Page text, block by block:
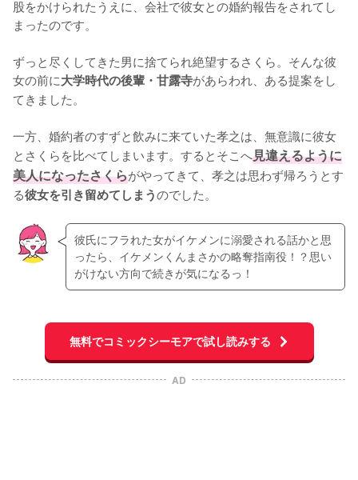
股をかけられたうえに、会社で彼女との婚約報告をされてし
まったのです。
ずっと尽くしてきた男に捨てられ絶望するさくら。そんな彼
女の前に大学時代の後輩・甘露寺があらわれ、ある提案をし
てきました。
一方、婚約者のすずと飲みに来ていた孝之は、無意識に彼女
とさくらを比べてしまいます。するとそこへ見違えるように
美人になったさくらがやってきて、孝之は思わず帰ろうとす
る彼女を引き留めてしまうのでした。
彼氏にフラれた女がイケメンに溺愛される話かと思
ったら、イケメンくんまさかの略奪指南役！？思い
がけない方向で続きが気になるっ！
無料でコミックシーモアで試し読みする
AD